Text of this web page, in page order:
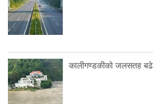
कालीगण्डकीको जलसतह